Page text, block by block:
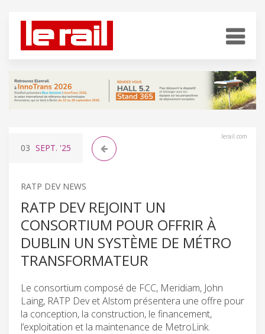
lerail.com
03 SEPT. '25
RATP DEV NEWS
RATP DEV REJOINT UN
CONSORTIUM POUR OFFRIR À
DUBLIN UN SYSTÈME DE MÉTRO
TRANSFORMATEUR
Le consortium composé de FCC, Meridiam, John
Laing, RATP Dev et Alstom présentera une offre pour
la conception, la construction, le financement,
l’exploitation et la maintenance de MetroLink.